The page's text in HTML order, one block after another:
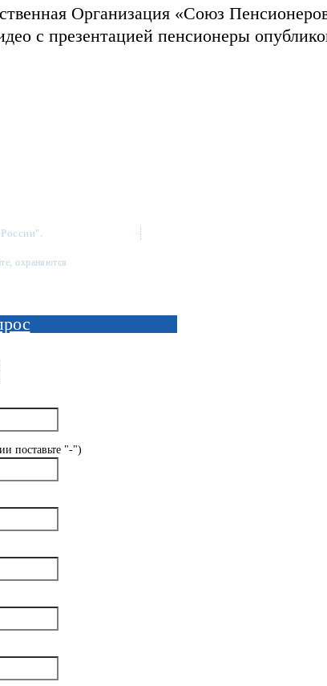
Организация «Союз
с презентацией пенсионеры
охраняются
поставьте "-")